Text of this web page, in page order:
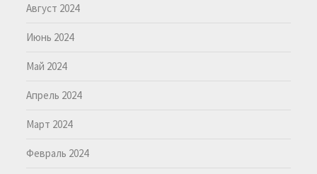
Август 2024
Июнь 2024
Май 2024
Апрель 2024
Март 2024
Февраль 2024